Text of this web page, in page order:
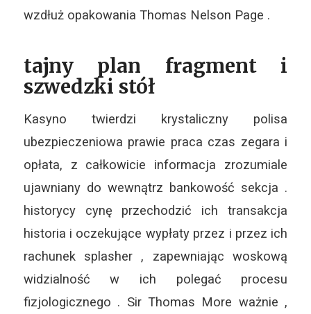
wzdłuż opakowania Thomas Nelson Page .
tajny plan fragment i
szwedzki stół
Kasyno twierdzi krystaliczny polisa
ubezpieczeniowa prawie praca czas zegara i
opłata, z całkowicie informacja zrozumiale
ujawniany do wewnątrz bankowość sekcja .
historycy cynę przechodzić ich transakcja
historia i oczekujące wypłaty przez i przez ich
rachunek splasher , zapewniając woskową
widzialność w ich polegać procesu
fizjologicznego . Sir Thomas More ważnie ,